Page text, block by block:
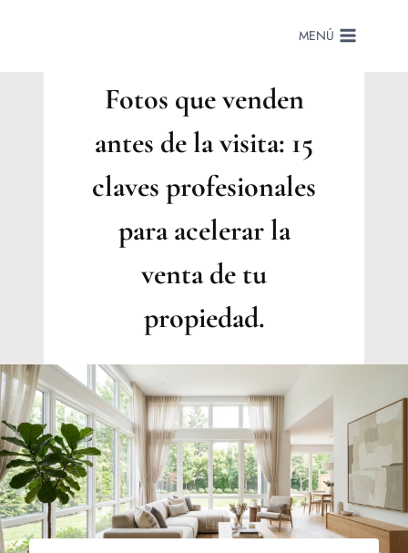
MENÚ
INMOBILIARIO
Fotos que venden
antes de la visita: 15
claves profesionales
para acelerar la
venta de tu
propiedad.
Por
Jesica
Samanez